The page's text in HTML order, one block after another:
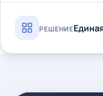
РЕШЕНИЕ